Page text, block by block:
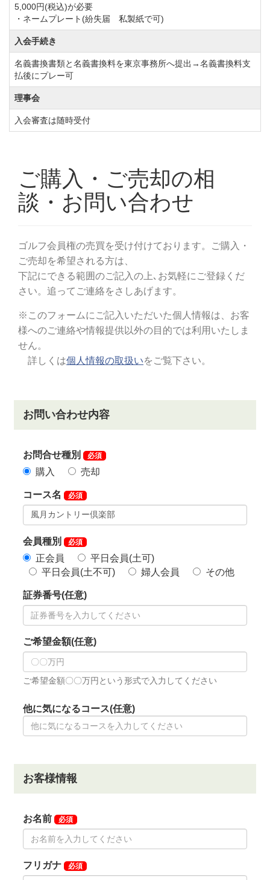
5,000円(税込)が必要
・ネームプレート(紛失届 私製紙で可)
入会手続き
名義書換書類と名義書換料を東京事務所へ提出→名義書換料支
払後にプレー可
理事会
入会審査は随時受付